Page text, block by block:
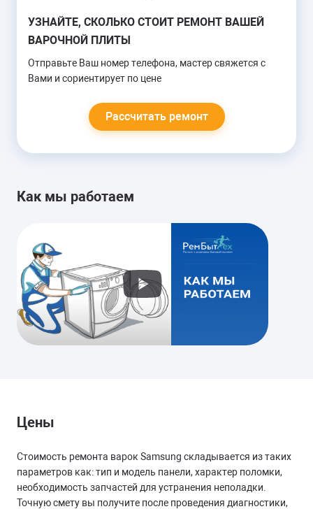
НЕ РАБОТАЕТ СЕНСОР
Замена платы сенсора
Замена силового модуля
УЗНАЙТЕ, СКОЛЬКО СТОИТ РЕМОНТ ВАШЕЙ
ВАРОЧНОЙ ПЛИТЫ
Отправьте Ваш номер телефона, мастер свяжется с
Вами и сориентирует по цене
Рассчитать ремонт
Как мы работаем
Цены
Стоимость ремонта варок Samsung складывается из таких
параметров как: тип и модель панели, характер поломки,
необходимость запчастей для устранения неполадки.
Точную смету вы получите после проведения диагностики,